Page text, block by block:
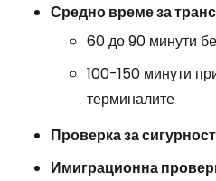
Средно време за
60 до 90 минути
100-150 минути
терминалите
Проверка за сигурност
Имиграционна